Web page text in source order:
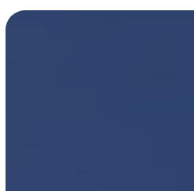
Panneau de gestion des cookies